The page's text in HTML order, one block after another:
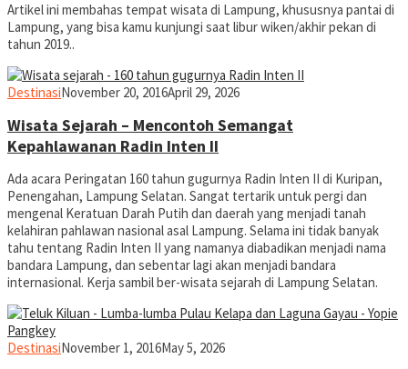
Artikel ini membahas tempat wisata di Lampung, khususnya pantai di
Lampung, yang bisa kamu kunjungi saat libur wiken/akhir pekan di
tahun 2019..
Destinasiyopiefranz
November 20, 2016April 29, 2026
Wisata Sejarah – Mencontoh Semangat
Kepahlawanan Radin Inten II
Ada acara Peringatan 160 tahun gugurnya Radin Inten II di Kuripan,
Penengahan, Lampung Selatan. Sangat tertarik untuk pergi dan
mengenal Keratuan Darah Putih dan daerah yang menjadi tanah
kelahiran pahlawan nasional asal Lampung. Selama ini tidak banyak
tahu tentang Radin Inten II yang namanya diabadikan menjadi nama
bandara Lampung, dan sebentar lagi akan menjadi bandara
internasional. Kerja sambil ber-wisata sejarah di Lampung Selatan.
Destinasiyopiefranz
November 1, 2016May 5, 2026